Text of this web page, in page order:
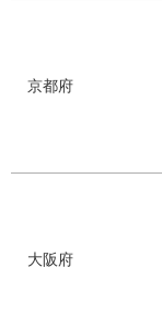
京都府
大阪府